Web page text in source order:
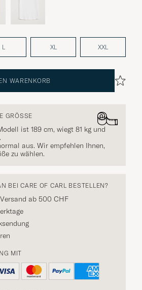
L XL XXL
WARENKORB
GRÖSSE
ist 189 cm, wiegt 81 kg und
.
aus. Wir empfehlen Ihnen,
zu wählen.
BEI CARE OF CARL BESTELLEN?
ab 500 CHF
MIT